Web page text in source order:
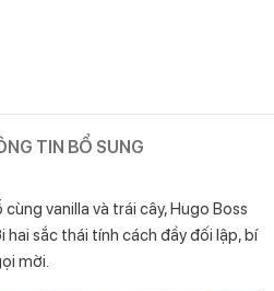
TIN BỔ SUNG
vanilla và trái cây, Hugo Boss
sắc thái tính cách đầy đối lập, bí
mời.